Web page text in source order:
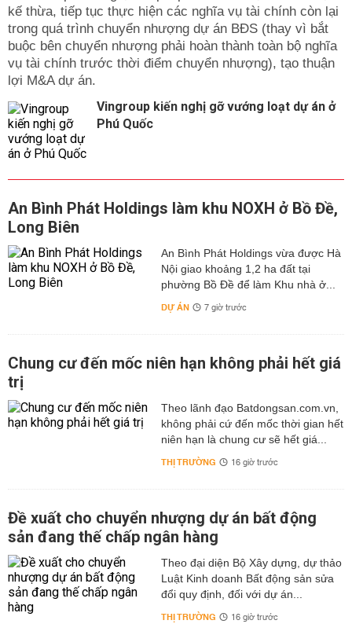
kế thừa, tiếp tục thực hiện các nghĩa vụ tài chính còn lại
trong quá trình chuyển nhượng dự án BĐS (thay vì bắt
buộc bên chuyển nhượng phải hoàn thành toàn bộ nghĩa
vụ tài chính trước thời điểm chuyển nhượng), tạo thuận
lợi M&A dự án.
Vingroup kiến nghị gỡ vướng loạt dự án ở
Phú Quốc
An Bình Phát Holdings làm khu NOXH ở Bồ Đề,
Long Biên
An Bình Phát Holdings vừa được Hà
Nội giao khoảng 1,2 ha đất tại
phường Bồ Đề để làm Khu nhà ở...
DỰ ÁN 7 giờ trước
Chung cư đến mốc niên hạn không phải hết giá
trị
Theo lãnh đạo Batdongsan.com.vn,
không phải cứ đến mốc thời gian hết
niên hạn là chung cư sẽ hết giá...
THỊ TRƯỜNG 16 giờ trước
Đề xuất cho chuyển nhượng dự án bất động
sản đang thế chấp ngân hàng
Theo đại diện Bộ Xây dựng, dự thảo
Luật Kinh doanh Bất động sản sửa
đổi quy định, đối với dự án...
THỊ TRƯỜNG 16 giờ trước